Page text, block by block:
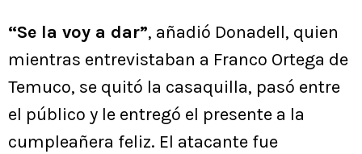
“Se la voy a dar”, añadió Donadell, quien
mientras entrevistaban a Franco Ortega de
Temuco, se quitó la casaquilla, pasó entre
el público y le entregó el presente a la
cumpleañera feliz. El atacante fue